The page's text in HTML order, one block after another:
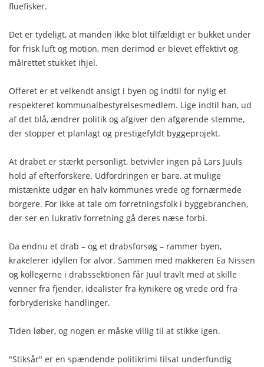
fluefisker.
Det er tydeligt, at manden ikke blot tilfældigt er bukket under
for frisk luft og motion, men derimod er blevet effektivt og
målrettet stukket ihjel.
Offeret er et velkendt ansigt i byen og indtil for nylig et
respekteret kommunalbestyrelsesmedlem. Lige indtil han, ud
af det blå, ændrer politik og afgiver den afgørende stemme,
der stopper et planlagt og prestigefyldt byggeprojekt.
At drabet er stærkt personligt, betvivler ingen på Lars Juuls
hold af efterforskere. Udfordringen er bare, at mulige
mistænkte udgør en halv kommunes vrede og fornærmede
borgere. For ikke at tale om forretningsfolk i byggebranchen,
der ser en lukrativ forretning gå deres næse forbi.
Da endnu et drab – og et drabsforsøg – rammer byen,
krakelerer idyllen for alvor. Sammen med makkeren Ea Nissen
og kollegerne i drabssektionen får Juul travlt med at skille
venner fra fjender, idealister fra kynikere og vrede ord fra
forbryderiske handlinger.
Tiden løber, og nogen er måske villig til at stikke igen.
"Stiksår" er en spændende politikrimi tilsat underfundig